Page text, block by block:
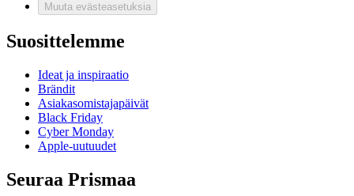
Muuta evästeasetuksia
Suosittelemme
Ideat ja inspiraatio
Brändit
Asiakasomistajapäivät
Black Friday
Cyber Monday
Apple-uutuudet
Seuraa Prismaa